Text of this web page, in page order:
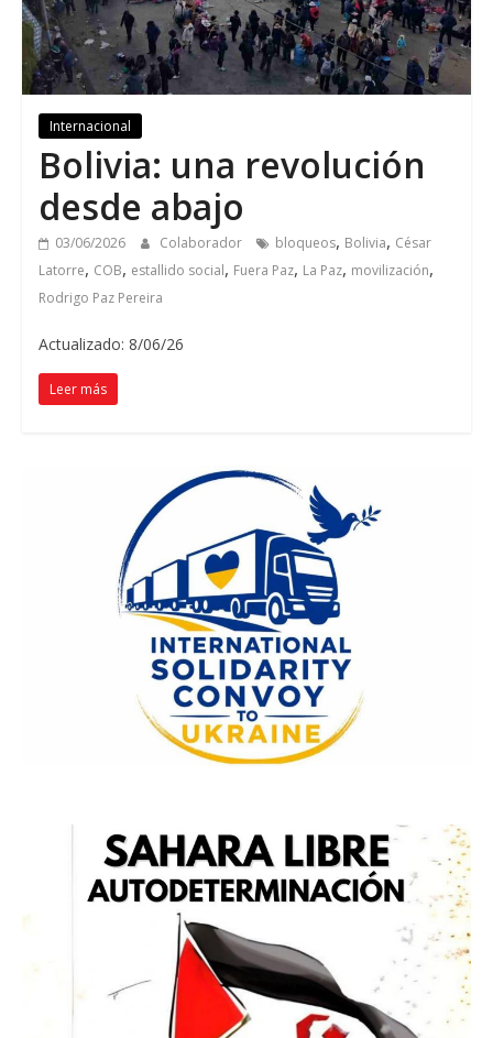
Internacional
Bolivia: una revolución
desde abajo
03/06/2026 Colaborador bloqueos, Bolivia, César
Latorre, COB, estallido social, Fuera Paz, La Paz, movilización,
Rodrigo Paz Pereira
Actualizado: 8/06/26
Leer más